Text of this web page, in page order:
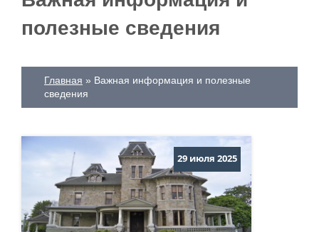
полезные сведения
Главная
Важная информация и полезные
сведения
29 июля 2025